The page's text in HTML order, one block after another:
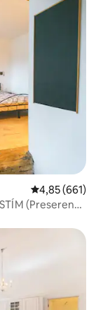
Priemerné
4,85 (661)
(Preseren